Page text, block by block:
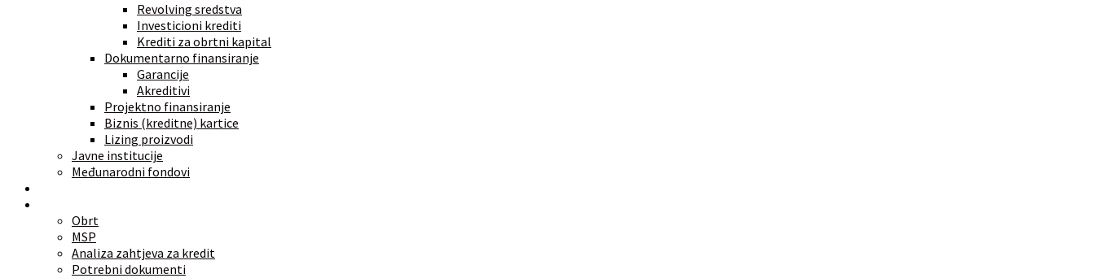
Revolving sredstva
Investicioni krediti
Krediti za obrtni kapital
Dokumentarno finansiranje
Garancije
Akreditivi
Projektno finansiranje
Biznis (kreditne) kartice
Lizing proizvodi
Javne institucije
Međunarodni fondovi
Obrt
MSP
Analiza zahtjeva za kredit
Potrebni dokumenti